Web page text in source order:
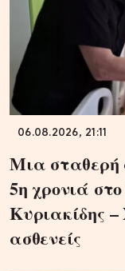
06.08.2026, 21:11
Μια σταθερή
5η χρονιά
Κυριακίδης
ασθενείς